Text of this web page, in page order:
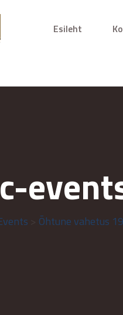
Esileht
Õhtune vahetus